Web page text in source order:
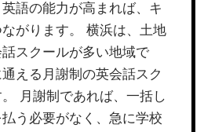
語の能力が高まれば、キ
がります。 横浜は、土地
スクールが多い地域で
える月謝制の英会話スク
月謝制であれば、一括し
う必要がなく、急に学校